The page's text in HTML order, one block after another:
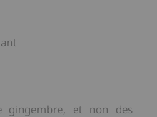
gingembre, et non des